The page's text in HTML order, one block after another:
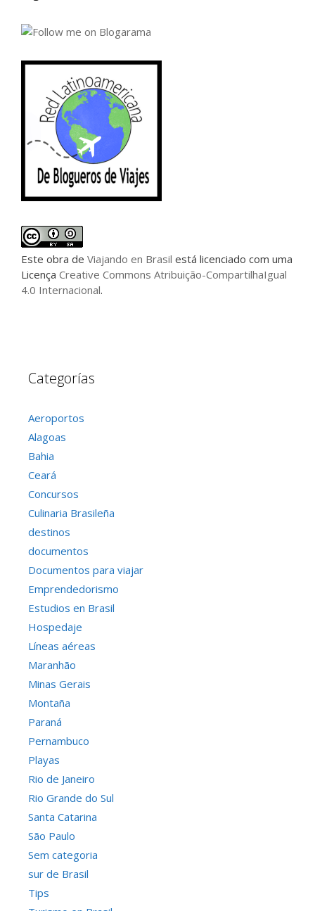
Este obra de Viajando en Brasil está licenciado com uma
Licença Creative Commons Atribuição-CompartilhaIgual
4.0 Internacional.
Categorías
Aeroportos
Alagoas
Bahia
Ceará
Concursos
Culinaria Brasileña
destinos
documentos
Documentos para viajar
Emprendedorismo
Estudios en Brasil
Hospedaje
Líneas aéreas
Maranhão
Minas Gerais
Montaña
Paraná
Pernambuco
Playas
Rio de Janeiro
Rio Grande do Sul
Santa Catarina
São Paulo
Sem categoria
sur de Brasil
Tips